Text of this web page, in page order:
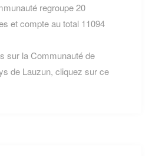
regroupe 20
et compte au total 11094
sur la Communauté de
de Lauzun, cliquez sur ce